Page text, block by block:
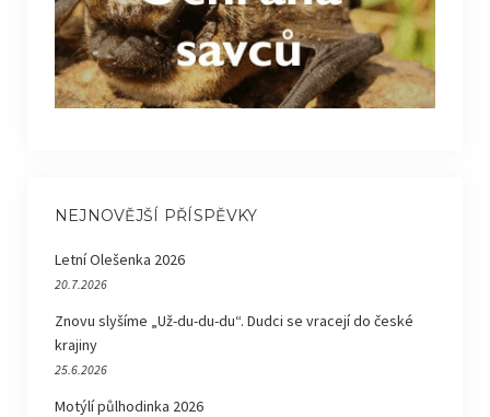
NEJNOVĚJŠÍ PŘÍSPĚVKY
Letní Olešenka 2026
20.7.2026
Znovu slyšíme „Už-du-du-du“. Dudci se vracejí do české
krajiny
25.6.2026
Motýlí půlhodinka 2026